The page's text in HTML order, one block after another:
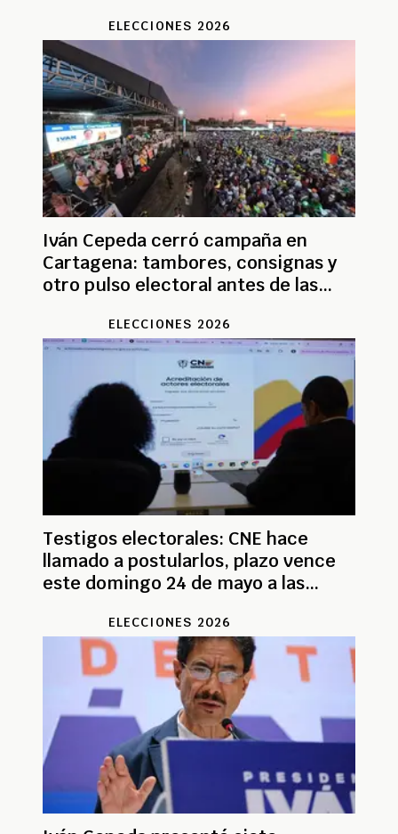
ELECCIONES 2026
Iván Cepeda cerró campaña en
Cartagena: tambores, consignas y
otro pulso electoral antes de las
ELECCIONES 2026
Testigos electorales: CNE hace
llamado a postularlos, plazo vence
este domingo 24 de mayo a las
ELECCIONES 2026